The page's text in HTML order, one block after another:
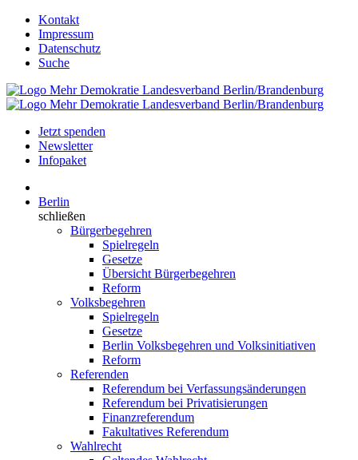
Kontakt
Impressum
Datenschutz
Suche
Jetzt spenden
Newsletter
Infopaket
Berlin
schließen
Bürgerbegehren
Spielregeln
Gesetze
Übersicht Bürgerbegehren
Reform
Volksbegehren
Spielregeln
Gesetze
Berlin Volksbegehren und Volksinitiativen
Reform
Referenden
Referendum bei Verfassungsänderungen
Referendum bei Privatisierungen
Finanzreferendum
Fakultatives Referendum
Wahlrecht